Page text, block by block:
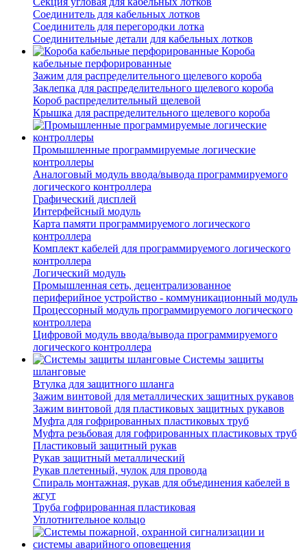
Соединитель для кабельных лотков
Соединитель для перегородки лотка
Соединительные детали для кабельных лотков
Короба
кабельные перфорированные
Зажим для распределительного щелевого короба
Заклепка для распределительного щелевого короба
Короб распределительный щелевой
Крышка для распределительного щелевого короба
Промышленные программируемые логические
контроллеры
Аналоговый модуль ввода/вывода программируемого
логического контроллера
Графический дисплей
Интерфейсный модуль
Карта памяти программируемого логического
контроллера
Комплект кабелей для программируемого логического
контроллера
Логический модуль
Промышленная сеть, децентрализованное
периферийное устройство - коммуникационный модуль
Процессорный модуль программируемого логического
контроллера
Цифровой модуль ввода/вывода программируемого
логического контроллера
Системы защиты
шланговые
Втулка для защитного шланга
Зажим винтовой для металлических защитных рукавов
Зажим винтовой для пластиковых защитных рукавов
Муфта для гофрированных пластиковых труб
Муфта резьбовая для гофрированных пластиковых труб
Пластиковый защитный рукав
Рукав защитный металлический
Рукав плетенный, чулок для провода
Спираль монтажная, рукав для объединения кабелей в
жгут
Труба гофрированная пластиковая
Уплотнительное кольцо